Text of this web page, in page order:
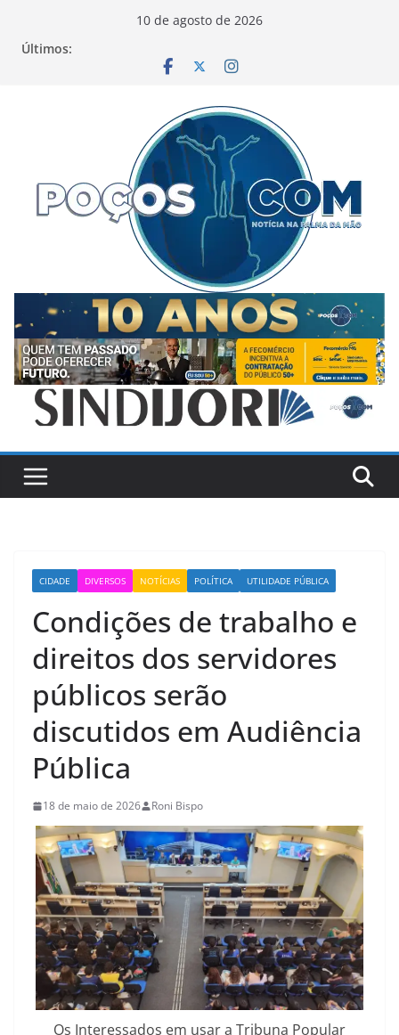
10 de agosto de 2026
Últimos:
CIDADE DIVERSOS NOTÍCIAS POLÍTICA UTILIDADE PÚBLICA
Condições de trabalho e
direitos dos servidores
públicos serão
discutidos em Audiência
Pública
18 de maio de 2026 Roni Bispo
Os Interessados em usar a Tribuna Popular